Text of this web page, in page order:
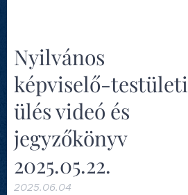
Nyilvános
képviselő-testületi
ülés videó és
jegyzőkönyv
2025.05.22.
2025.06.04